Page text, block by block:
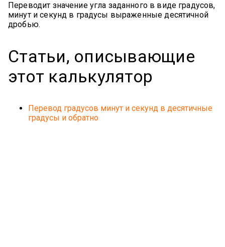
Переводит значение угла заданного в виде градусов,
минут и секунд в градусы выраженные десятичной
дробью.
Статьи, описывающие
этот калькулятор
Перевод градусов минут и секунд в десятичные
градусы и обратно